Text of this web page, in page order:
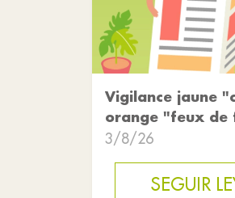
Vigilance jaune
orange "feux de
3/8/26
SEGUIR